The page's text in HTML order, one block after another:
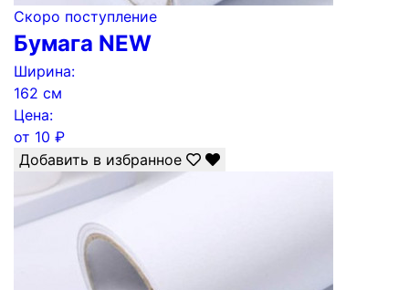
Скоро поступление
Бумага NEW
Ширина:
162 см
Цена:
от 10 ₽
Добавить в избранное